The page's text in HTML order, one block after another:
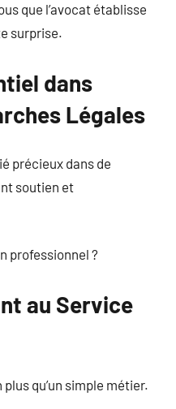
que l’avocat établisse
surprise.
dans
Légales
précieux dans de
soutien et
professionnel ?
au Service
qu’un simple métier.